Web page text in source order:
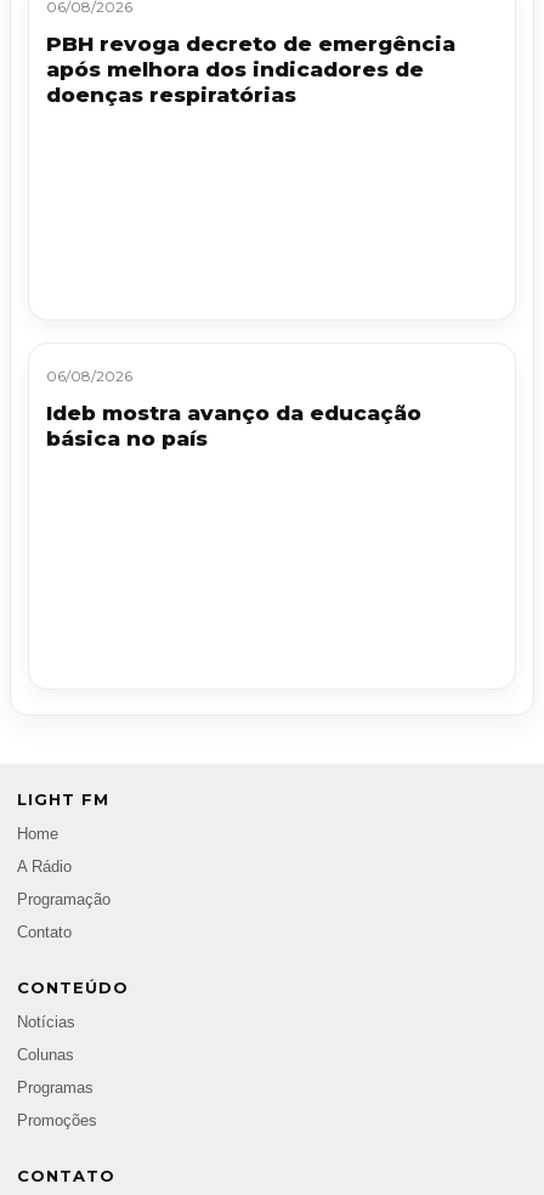
06/08/2026
PBH revoga decreto de emergência
após melhora dos indicadores de
doenças respiratórias
06/08/2026
Ideb mostra avanço da educação
básica no país
LIGHT FM
Home
A Rádio
Programação
Contato
CONTEÚDO
Notícias
Colunas
Programas
Promoções
CONTATO